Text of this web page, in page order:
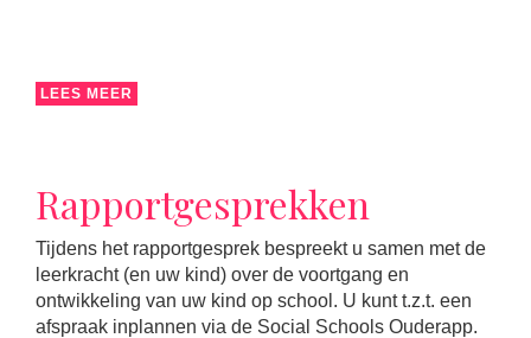
LEES MEER
Rapportgesprekken
Tijdens het rapportgesprek bespreekt u samen met de
leerkracht (en uw kind) over de voortgang en
ontwikkeling van uw kind op school. U kunt t.z.t. een
afspraak inplannen via de Social Schools Ouderapp.